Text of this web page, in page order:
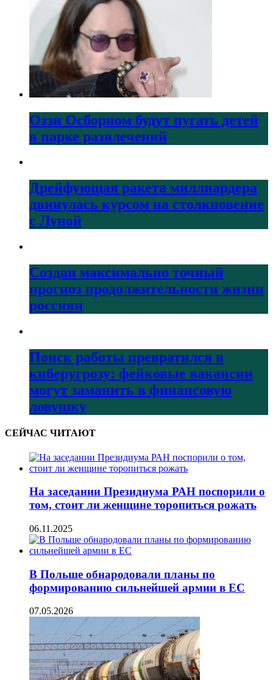
Оззи Осборном будут пугать детей
в парке развлечений
Дрейфующая ракета миллиардера
двинулась курсом на столкновение
с Луной
Создан максимально точный
прогноз продолжительности жизни
россиян
Поиск работы превратился в
киберугрозу: фейковые вакансии
могут заманить в финансовую
ловушку
СЕЙЧАС ЧИТАЮТ
На заседании Президиума РАН поспорили о
том, стоит ли женщине торопиться рожать
06.11.2025
В Польше обнародовали планы по
формированию сильнейшей армии в ЕС
07.05.2026